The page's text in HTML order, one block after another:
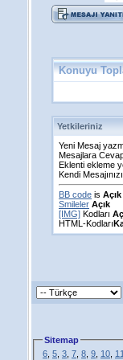
Konuyu
Yetkileriniz
Yeni Mesaj
Mesajlara
Eklenti ekleme
Kendi
BB code is Açık
Smileler Açık
[IMG] Kodları
HTML-Kodları
Sitemap
6 5 3 7 8 9 10 11